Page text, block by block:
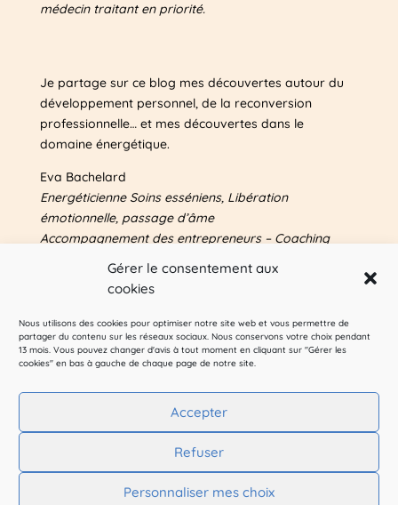
Gérer le consentement aux
cookies
Nous utilisons des cookies pour optimiser notre site web et vous permettre de
partager du contenu sur les réseaux sociaux. Nous conservons votre choix pendant
13 mois. Vous pouvez changer d'avis à tout moment en cliquant sur "Gérer les
cookies" en bas à gauche de chaque page de notre site.
Accepter
Refuser
Personnaliser mes choix
médecin traitant en priorité.
Je partage sur ce blog mes découvertes autour du
développement personnel, de la reconversion
professionnelle… et mes découvertes dans le
domaine énergétique.
Eva Bachelard
Energéticienne Soins esséniens, Libération
émotionnelle, passage d’âme
Accompagnement des entrepreneurs – Coaching
entrepreneuriat : voir A propos
Pour me suivre sur les réseaux sociaux :
A propos & contact
Politique de confidentialité